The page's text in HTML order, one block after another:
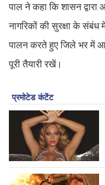
पाल ने कहा कि शासन द्वारा
नागरिकों की सुरक्षा के संबंध
पालन करते हुए जिले भर में
पूरी तैयारी रखें।